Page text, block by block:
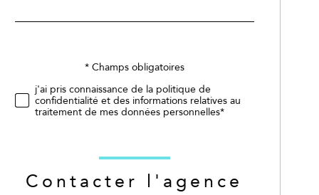
défaut
Validation* Champs obligatoires
j'ai pris connaissance de la politique de
confidentialité et des informations relatives au
traitement de mes données personnelles*
Contacter l'agence